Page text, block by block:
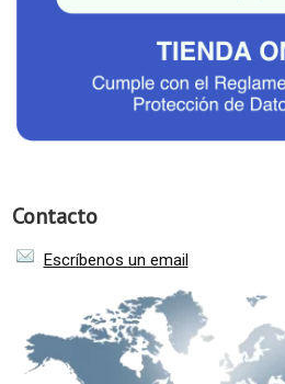
Contacto
Escríbenos un email